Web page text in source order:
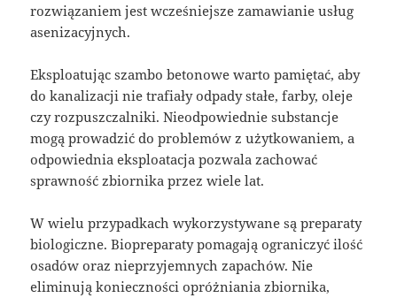
rozwiązaniem jest wcześniejsze zamawianie usług
asenizacyjnych.
Eksploatując szambo betonowe warto pamiętać, aby
do kanalizacji nie trafiały odpady stałe, farby, oleje
czy rozpuszczalniki. Nieodpowiednie substancje
mogą prowadzić do problemów z użytkowaniem, a
odpowiednia eksploatacja pozwala zachować
sprawność zbiornika przez wiele lat.
W wielu przypadkach wykorzystywane są preparaty
biologiczne. Biopreparaty pomagają ograniczyć ilość
osadów oraz nieprzyjemnych zapachów. Nie
eliminują konieczności opróżniania zbiornika,